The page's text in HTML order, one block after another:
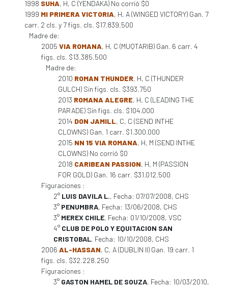
1998 SUHA, H, C (YENDAKA) No corrió $0
1999 MI PRIMERA VICTORIA, H, A (WINGED VICTORY) Gan. 7
carr. 2 cls. y 7 figs. cls. $17.839.500
Madre de:
2005 VIA ROMANA, H, C (MUQTARIB) Gan. 6 carr. 4
figs. cls. $13.385.500
Madre de:
2010 ROMAN THUNDER, H, C (THUNDER
GULCH) Sin figs. cls. $393.750
2013 ROMANA ALEGRE, H, C (LEADING THE
PARADE) Sin figs. cls. $104.000
2014 DON JAMILL, C, C (SEND INTHE
CLOWNS) Gan. 1 carr. $1.300.000
2015 NN 15 VIA ROMANA, H, M (SEND INTHE
CLOWNS) No corrió $0
2018 CARIBEAN PASSION, H, M (PASSION
FOR GOLD) Gan. 16 carr. $31.012.500
Figuraciones :
2° LUIS DAVILA L., Fecha: 07/07/2008, CHS
3° PENUMBRA, Fecha: 13/06/2008, CHS
3° MEREX CHILE, Fecha: 01/10/2008, VSC
4° CLUB DE POLO Y EQUITACION SAN
CRISTOBAL, Fecha: 10/10/2008, CHS
2006 AL-HASSAN, C, A (DUBLIN II) Gan. 19 carr. 1
figs. cls. $32.228.250
Figuraciones :
3° GASTON HAMEL DE SOUZA, Fecha: 10/03/2010,